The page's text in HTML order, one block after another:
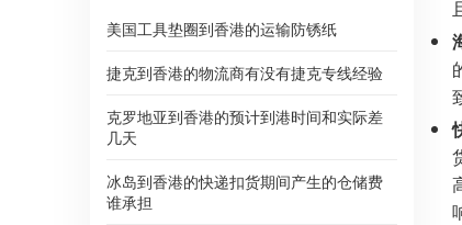
美国工具垫圈到香港的运输防锈纸
捷克到香港的物流商有没有捷克专线经验
克罗地亚到香港的预计到港时间和实际差
几天
冰岛到香港的快递扣货期间产生的仓储费
谁承担